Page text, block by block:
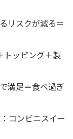
リスクが減る＝
トッピング＋製
満足＝食べ過ぎ
：コンビニスイー